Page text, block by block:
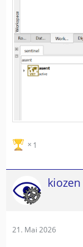
1
kiozen
21. Mai 2026